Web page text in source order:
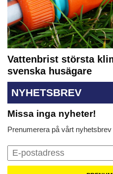
Vattenbrist största
svenska husägare
NYHETSBREV
Missa inga nyheter!
Prenumerera på vårt nyhetsbrev